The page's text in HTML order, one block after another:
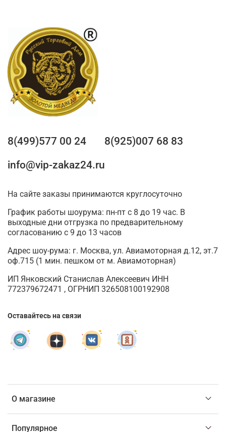
О магазине
Популярное
8(499)577 00 24
8(925)007 68 83
info@vip-zakaz24.ru
На сайте заказы принимаются круглосуточно
График работы шоурума: пн-пт с 8 до 19 час. В
выходные дни отгрузка по предварительному
согласованию с 9 до 13 часов
Адрес шоу-рума: г. Москва, ул. Авиамоторная д.12, эт.7
оф.715 (1 мин. пешком от м. Авиамоторная)
ИП Янковский Станислав Алексеевич ИНН
772379672471 , ОГРНИП 326508100192908
Оставайтесь на связи